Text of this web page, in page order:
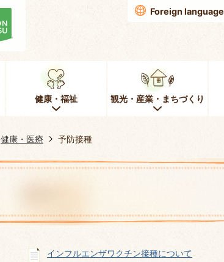
Foreign language
健康・福祉 観光・産業・まちづくり
健康・医療 予防接種
インフルエンザワクチン接種について